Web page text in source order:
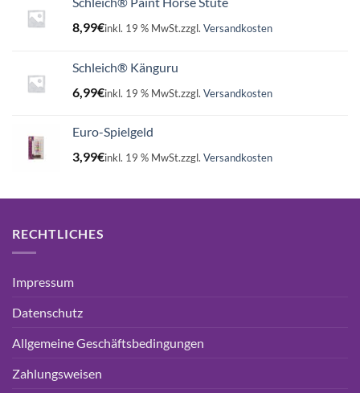
8,99€inkl. 19 % MwSt.zzgl. Versandkosten
Schleich® Känguru
6,99€inkl. 19 % MwSt.zzgl. Versandkosten
Euro-Spielgeld
3,99€inkl. 19 % MwSt.zzgl. Versandkosten
RECHTLICHES
Impressum
Datenschutz
Allgemeine Geschäftsbedingungen
Zahlungsweisen